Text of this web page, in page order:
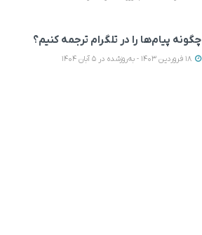
چگونه پیام‌ها را در تلگرام ترجمه کنیم؟